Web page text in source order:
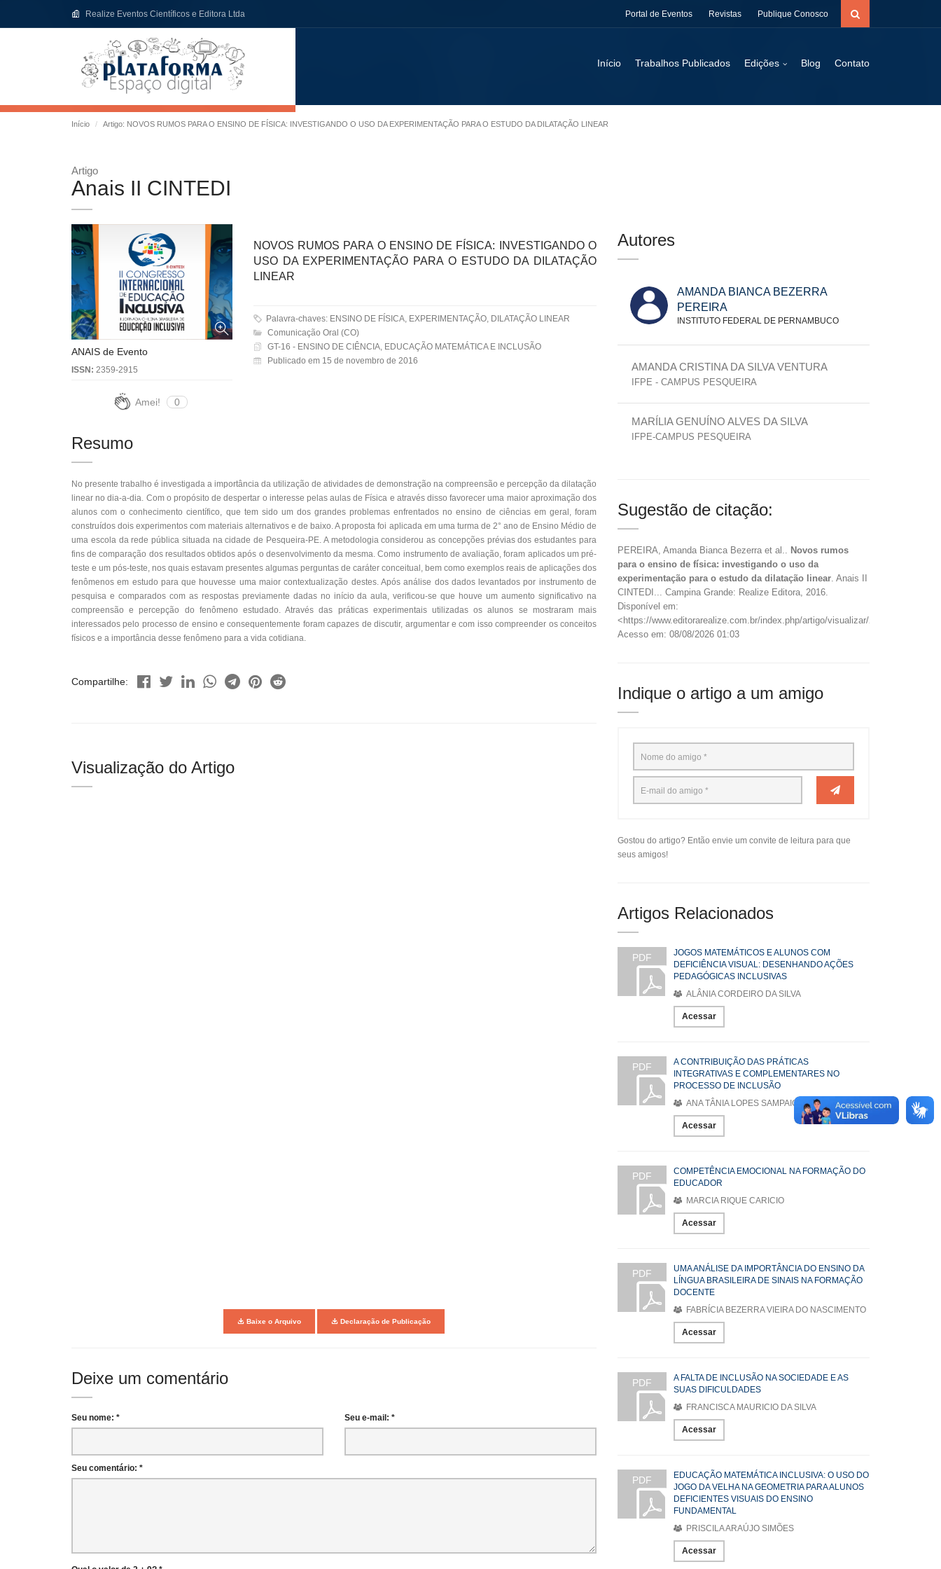
Realize Eventos Científicos e Editora Ltda Portal de Eventos Revistas Publique Conosco
Início Trabalhos Publicados Edições Blog Contato
Início Artigo: NOVOS RUMOS PARA O ENSINO DE FÍSICA: INVESTIGANDO O USO DA EXPERIMENTAÇÃO PARA O ESTUDO DA DILATAÇÃO LINEAR
Artigo
Anais II CINTEDI
ANAIS de Evento
ISSN: 2359-2915
Amei! 0
NOVOS RUMOS PARA O ENSINO DE FÍSICA: INVESTIGANDO O
USO DA EXPERIMENTAÇÃO PARA O ESTUDO DA DILATAÇÃO
LINEAR
Palavra-chaves: ENSINO DE FÍSICA, EXPERIMENTAÇÃO, DILATAÇÃO LINEAR
Comunicação Oral (CO)
GT-16 - ENSINO DE CIÊNCIA, EDUCAÇÃO MATEMÁTICA E INCLUSÃO
Publicado em 15 de novembro de 2016
Resumo
No presente trabalho é investigada a importância da utilização de atividades de demonstração na compreensão e percepção da dilatação
linear no dia-a-dia. Com o propósito de despertar o interesse pelas aulas de Física e através disso favorecer uma maior aproximação dos
alunos com o conhecimento científico, que tem sido um dos grandes problemas enfrentados no ensino de ciências em geral, foram
construídos dois experimentos com materiais alternativos e de baixo. A proposta foi aplicada em uma turma de 2° ano de Ensino Médio de
uma escola da rede pública situada na cidade de Pesqueira-PE. A metodologia considerou as concepções prévias dos estudantes para
fins de comparação dos resultados obtidos após o desenvolvimento da mesma. Como instrumento de avaliação, foram aplicados um pré-
teste e um pós-teste, nos quais estavam presentes algumas perguntas de caráter conceitual, bem como exemplos reais de aplicações dos
fenômenos em estudo para que houvesse uma maior contextualização destes. Após análise dos dados levantados por instrumento de
pesquisa e comparados com as respostas previamente dadas no início da aula, verificou-se que houve um aumento significativo na
compreensão e percepção do fenômeno estudado. Através das práticas experimentais utilizadas os alunos se mostraram mais
interessados pelo processo de ensino e consequentemente foram capazes de discutir, argumentar e com isso compreender os conceitos
físicos e a importância desse fenômeno para a vida cotidiana.
Compartilhe:
Visualização do Artigo
Baixe o Arquivo Declaração de Publicação
Deixe um comentário
Seu nome: * Seu e-mail: *
Seu comentário: *
Autores
AMANDA BIANCA BEZERRA
PEREIRA
INSTITUTO FEDERAL DE PERNAMBUCO
AMANDA CRISTINA DA SILVA VENTURA
IFPE - CAMPUS PESQUEIRA
MARÍLIA GENUÍNO ALVES DA SILVA
IFPE-CAMPUS PESQUEIRA
Sugestão de citação:
PEREIRA, Amanda Bianca Bezerra et al.. Novos rumos
para o ensino de física: investigando o uso da
experimentação para o estudo da dilatação linear. Anais II
CINTEDI... Campina Grande: Realize Editora, 2016.
Disponível em:
<https://www.editorarealize.com.br/index.php/artigo/visualizar/23081>.
Acesso em: 08/08/2026 01:03
Indique o artigo a um amigo
Gostou do artigo? Então envie um convite de leitura para que
seus amigos!
Artigos Relacionados
PDF
JOGOS MATEMÁTICOS E ALUNOS COM
DEFICIÊNCIA VISUAL: DESENHANDO AÇÕES
PEDAGÓGICAS INCLUSIVAS
ALÂNIA CORDEIRO DA SILVA
Acessar
PDF
A CONTRIBUIÇÃO DAS PRÁTICAS
INTEGRATIVAS E COMPLEMENTARES NO
PROCESSO DE INCLUSÃO
ANA TÂNIA LOPES SAMPAIO
Acessar
PDF
COMPETÊNCIA EMOCIONAL NA FORMAÇÃO DO
EDUCADOR
MARCIA RIQUE CARICIO
Acessar
PDF
UMA ANÁLISE DA IMPORTÂNCIA DO ENSINO DA
LÍNGUA BRASILEIRA DE SINAIS NA FORMAÇÃO
DOCENTE
FABRÍCIA BEZERRA VIEIRA DO NASCIMENTO
Acessar
PDF
A FALTA DE INCLUSÃO NA SOCIEDADE E AS
SUAS DIFICULDADES
FRANCISCA MAURICIO DA SILVA
Acessar
PDF
EDUCAÇÃO MATEMÁTICA INCLUSIVA: O USO DO
JOGO DA VELHA NA GEOMETRIA PARA ALUNOS
DEFICIENTES VISUAIS DO ENSINO
FUNDAMENTAL
PRISCILA ARAÚJO SIMÕES
Acessar